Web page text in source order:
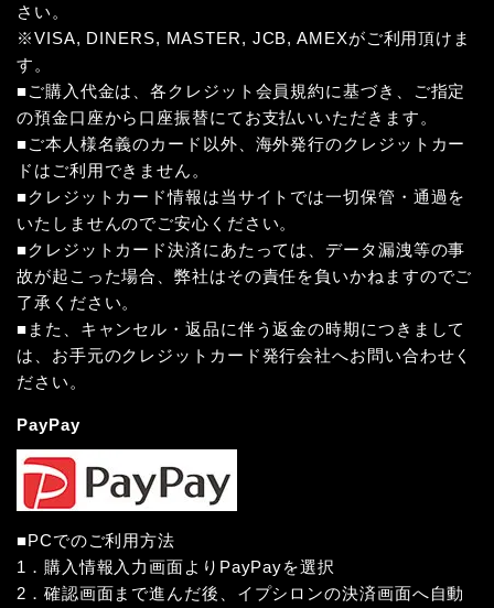
さい。
※VISA, DINERS, MASTER, JCB, AMEXがご利用頂けま
す。
■ご購入代金は、各クレジット会員規約に基づき、ご指定
の預金口座から口座振替にてお支払いいただきます。
■ご本人様名義のカード以外、海外発行のクレジットカー
ドはご利用できません。
■クレジットカード情報は当サイトでは一切保管・通過を
いたしませんのでご安心ください。
■クレジットカード決済にあたっては、データ漏洩等の事
故が起こった場合、弊社はその責任を負いかねますのでご
了承ください。
■また、キャンセル・返品に伴う返金の時期につきまして
は、お手元のクレジットカード発行会社へお問い合わせく
ださい。
PayPay
■PCでのご利用方法
1．購入情報入力画面よりPayPayを選択
2．確認画面まで進んだ後、イプシロンの決済画面へ自動